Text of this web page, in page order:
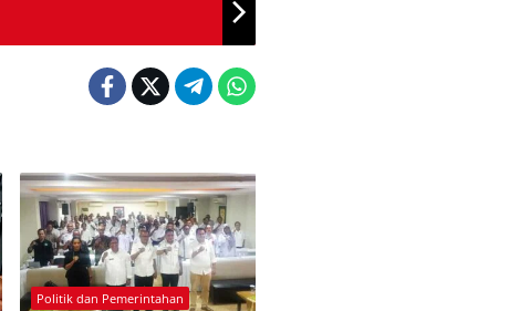
Politik dan Pemerintahan